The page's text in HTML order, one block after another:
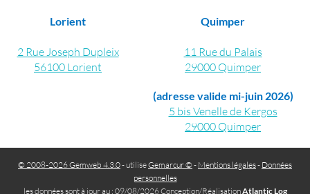
Lorient
2 Rue Joseph Dupleix
56100 Lorient
Quimper
11 Rue du Palais
29000 Quimper
(adresse valide mi-juin 2026)
5 bis Venelle de Kergos
29000 Quimper
© 2008-2026 Gemweb 4.3.0- utiliseGemarcur © - Mentions légales- Données
personnelles
les données sont à jour au : 09/08/2026 Conception/RéalisationAtlantic Log